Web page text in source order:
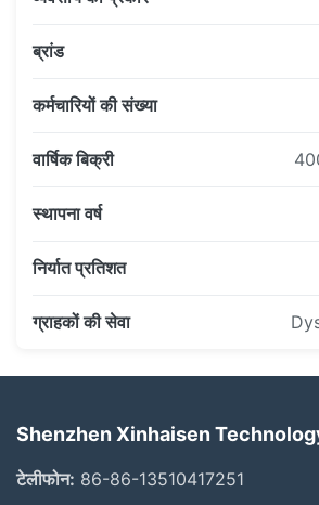
2015 BYD और NACHI के साथ
ऑटोमोटिव और एयरोस्पेस उद्योग में प्रवेश
ऑटोमोबाइल विनिर्माण में व्यापक रूप से
तकनीकी क्षमता के लिए उद्योग द्वारा मजबूत
ब्रांड
कर्मचारियों की संख्या
वार्षिक बिक्री
स्थापना वर्ष
निर्यात प्रतिशत
ग्राहकों की सेवा
Shenzhen Xinhaisen
टेलीफोन: 86-86-13510417251